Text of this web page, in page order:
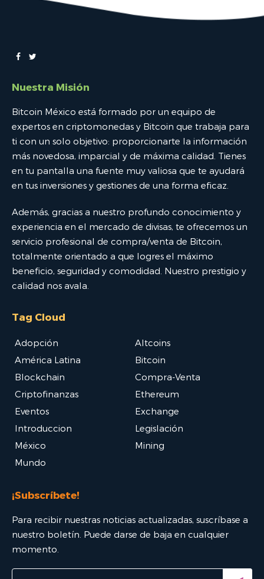
Nuestra Misión
Bitcoin México está formado por un equipo de
expertos en criptomonedas y Bitcoin que trabaja para
ti con un solo objetivo: proporcionarte la información
más novedosa, imparcial y de máxima calidad. Tienes
en tu pantalla una fuente muy valiosa que te ayudará
en tus inversiones y gestiones de una forma eficaz.
Además, gracias a nuestro profundo conocimiento y
experiencia en el mercado de divisas, te ofrecemos un
servicio profesional de compra/venta de Bitcoin,
totalmente orientado a que logres el máximo
beneficio, seguridad y comodidad. Nuestro prestigio y
calidad nos avala.
Tag Cloud
Adopción
Altcoins
América Latina
Bitcoin
Blockchain
Compra-Venta
Criptofinanzas
Ethereum
Eventos
Exchange
Introduccion
Legislación
México
Mining
Mundo
¡Subscríbete!
Para recibir nuestras noticias actualizadas, suscríbase a
nuestro boletín. Puede darse de baja en cualquier
momento.